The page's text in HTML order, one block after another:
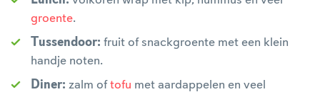
groente.
Tussendoor: fruit of snackgroente met een klein
handje noten.
Diner: zalm oftofu met aardappelen en veel